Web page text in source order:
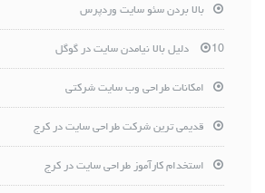
بالا بردن سئو سایت وردپرس
10 دلیل بالا نیامدن سایت در گوگل
امکانات طراحی وب سایت شرکتی
قدیمی ترین شرکت طراحی سایت در کرج
استخدام کارآموز طراحی سایت در کرج